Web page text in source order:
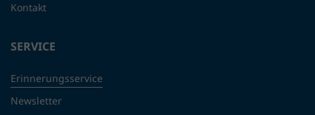
Kontakt
SERVICE
Erinnerungsservice
Newsletter